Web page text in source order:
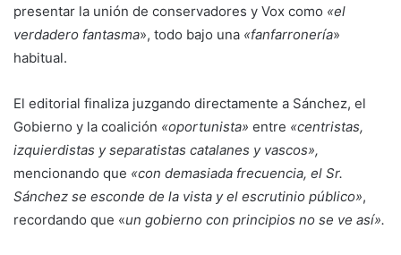
presentar la unión de conservadores y Vox como «el
verdadero fantasma», todo bajo una «fanfarronería»
habitual.
El editorial finaliza juzgando directamente a Sánchez, el
Gobierno y la coalición «oportunista» entre «centristas,
izquierdistas y separatistas catalanes y vascos»,
mencionando que «con demasiada frecuencia, el Sr.
Sánchez se esconde de la vista y el escrutinio público»,
recordando que «un gobierno con principios no se ve así».